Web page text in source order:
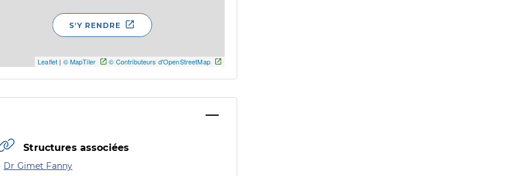
Leaflet | © MapTiler © Contributeurs d'OpenStreetMap
S'Y RENDRE
Structures associées
Dr Gimet Fanny